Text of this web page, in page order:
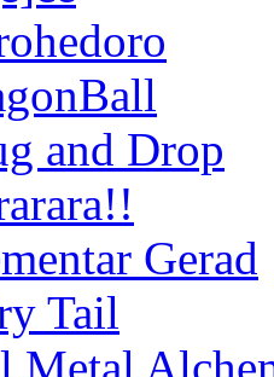
and Drop
Gerad
Tail
Metal